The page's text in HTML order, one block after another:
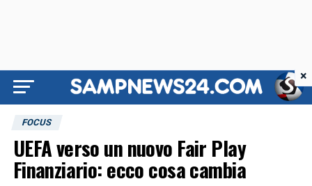
FOCUS
UEFA verso un nuovo Fair Play
Finanziario: ecco cosa cambia
×